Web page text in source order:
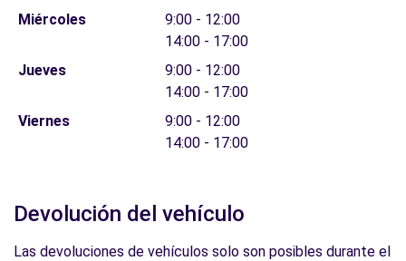
Miércoles
9:00 - 12:00
14:00 - 17:00
Jueves
9:00 - 12:00
14:00 - 17:00
Viernes
9:00 - 12:00
14:00 - 17:00
Devolución del vehículo
Las devoluciones de vehículos solo son posibles durante el